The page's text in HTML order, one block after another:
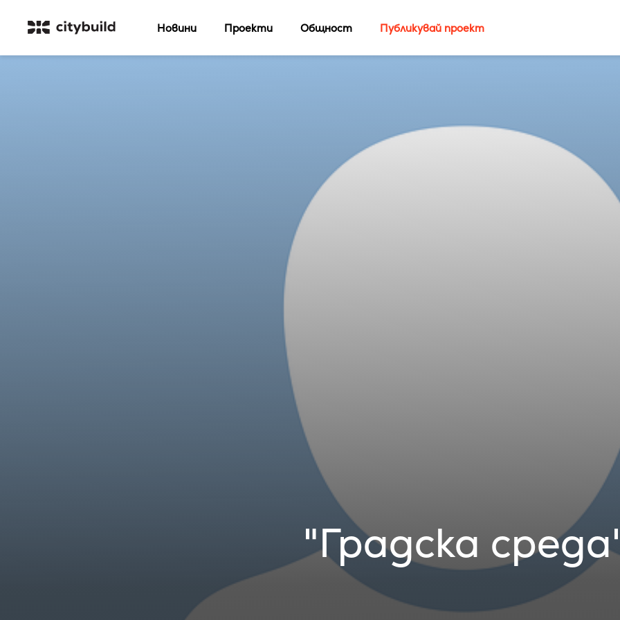
Новини Проекти Общност Публикувай проект
"Градска